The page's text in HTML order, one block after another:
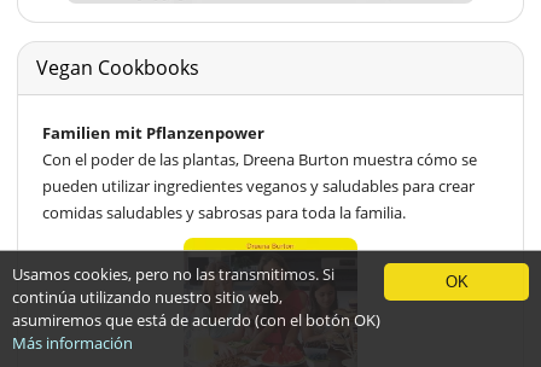
Vegan Cookbooks
Familien mit Pflanzenpower
Con el poder de las plantas, Dreena Burton muestra cómo se
pueden utilizar ingredientes veganos y saludables para crear
comidas saludables y sabrosas para toda la familia.
OK
Usamos cookies, pero no las transmitimos. Si
continúa utilizando nuestro sitio web,
asumiremos que está de acuerdo (con el botón OK)
Más información